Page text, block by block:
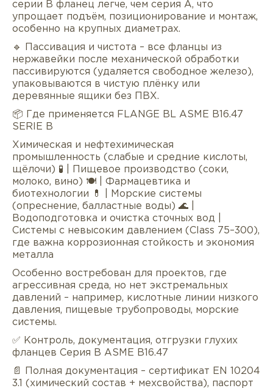
серии B фланец легче, чем серия A, что
упрощает подъём, позиционирование и монтаж,
особенно на крупных диаметрах.
🔹 Пассивация и чистота – все фланцы из
нержавейки после механической обработки
пассивируются (удаляется свободное железо),
упаковываются в чистую плёнку или
деревянные ящики без ПВХ.
📦 Где применяется FLANGE BL ASME B16.47
SERIE B
Химическая и нефтехимическая
промышленность (слабые и средние кислоты,
щёлочи) 🧪 | Пищевое производство (соки,
молоко, вино) 🍽 | Фармацевтика и
биотехнологии 💊 | Морские системы
(опреснение, балластные воды) 🌊 |
Водоподготовка и очистка сточных вод |
Системы с невысоким давлением (Class 75–300),
где важна коррозионная стойкость и экономия
металла
Особенно востребован для проектов, где
агрессивная среда, но нет экстремальных
давлений – например, кислотные линии низкого
давления, пищевые трубопроводы, морские
системы.
✅ Контроль, документация, отгрузки глухих
фланцев Серия В ASME B16.47
📄 Полная документация – сертификат EN 10204
3.1 (химический состав + мехсвойства), паспорт